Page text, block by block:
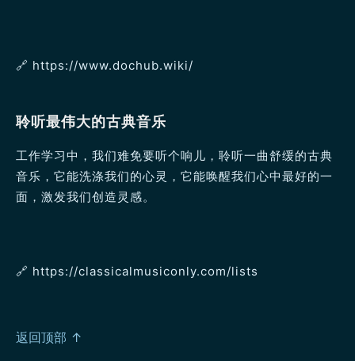
🔗️ https://www.dochub.wiki/
聆听最伟大的古典音乐
工作学习中，我们难免要听个响儿，聆听一曲舒缓的古典
音乐，它能洗涤我们的心灵，它能唤醒我们心中最好的一
面，激发我们创造灵感。
🔗️ https://classicalmusiconly.com/lists
返回顶部 ↑